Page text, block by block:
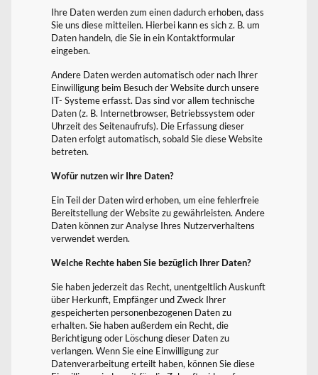
Ihre Daten werden zum einen dadurch erhoben, dass
Sie uns diese mitteilen. Hierbei kann es sich z. B. um
Daten handeln, die Sie in ein Kontaktformular
eingeben.
Andere Daten werden automatisch oder nach Ihrer
Einwilligung beim Besuch der Website durch unsere
IT- Systeme erfasst. Das sind vor allem technische
Daten (z. B. Internetbrowser, Betriebssystem oder
Uhrzeit des Seitenaufrufs). Die Erfassung dieser
Daten erfolgt automatisch, sobald Sie diese Website
betreten.
Wofür nutzen wir Ihre Daten?
Ein Teil der Daten wird erhoben, um eine fehlerfreie
Bereitstellung der Website zu gewährleisten. Andere
Daten können zur Analyse Ihres Nutzerverhaltens
verwendet werden.
Welche Rechte haben Sie bezüglich Ihrer Daten?
Sie haben jederzeit das Recht, unentgeltlich Auskunft
über Herkunft, Empfänger und Zweck Ihrer
gespeicherten personenbezogenen Daten zu
erhalten. Sie haben außerdem ein Recht, die
Berichtigung oder Löschung dieser Daten zu
verlangen. Wenn Sie eine Einwilligung zur
Datenverarbeitung erteilt haben, können Sie diese